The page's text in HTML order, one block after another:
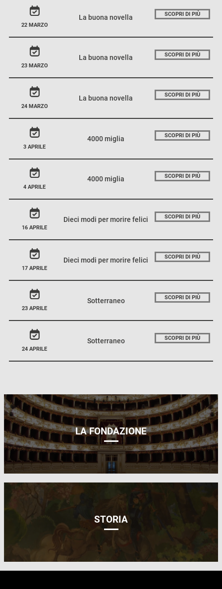
22 MARZO
La buona novella SCOPRI DI PIÙ
23 MARZO
La buona novella SCOPRI DI PIÙ
24 MARZO
La buona novella SCOPRI DI PIÙ
3 APRILE
4000 miglia SCOPRI DI PIÙ
4 APRILE
4000 miglia SCOPRI DI PIÙ
16 APRILE
Dieci modi per morire felici SCOPRI DI PIÙ
17 APRILE
Dieci modi per morire felici SCOPRI DI PIÙ
23 APRILE
Sotterraneo SCOPRI DI PIÙ
24 APRILE
Sotterraneo SCOPRI DI PIÙ
LA FONDAZIONE
STORIA